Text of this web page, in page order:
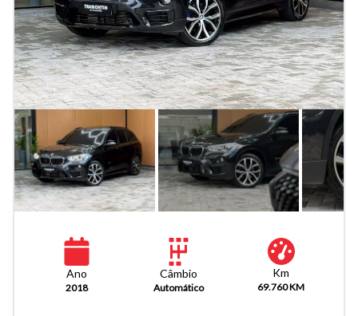
Ano
2018
Câmbio
Automático
Km
69.760 KM